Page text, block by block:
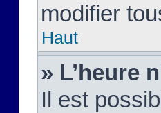
modifier
Haut
» L’heure
Il est